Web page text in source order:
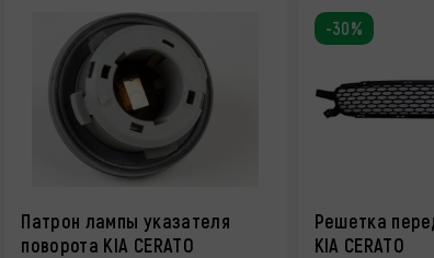
Патрон лампы указателя
поворота KIA CERATO
Решетка
KIA CERATO
-30%